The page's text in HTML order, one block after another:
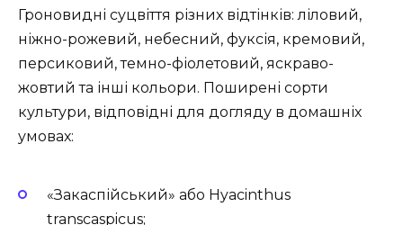
Гроновидні суцвіття різних відтінків: ліловий,
ніжно-рожевий, небесний, фуксія, кремовий,
персиковий, темно-фіолетовий, яскраво-
жовтий та інші кольори. Поширені сорти
культури, відповідні для догляду в домашніх
умовах:
«Закаспійський» або Hyacinthus
transcaspicus;